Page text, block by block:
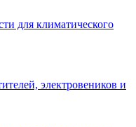
для климатического
электровеников и